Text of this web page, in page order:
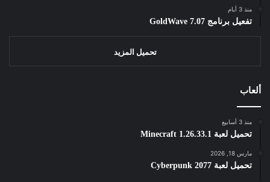
منذ 3 أيام
تفعيل برنامج GoldWave 7.07
تحميل المزيد
ألعاب
منذ 3 أسابيع
تحميل لعبة Minecraft 1.26.33.1
مارس 18, 2026
تحميل لعبة Cyberpunk 2077